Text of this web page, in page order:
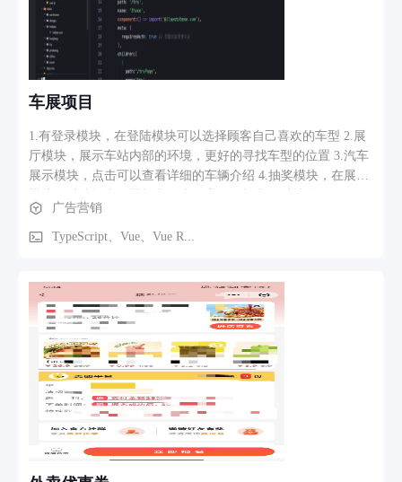
余额、地址管理等。
车展项目
1.有登录模块，在登陆模块可以选择顾客自己喜欢的车型 2.展
厅模块，展示车站内部的环境，更好的寻找车型的位置 3.汽车
展示模块，点击可以查看详细的车辆介绍 4.抽奖模块，在展厅
片模块，可以展厅拍照然后保存。
广告营销
TypeScript、Vue、Vue R...